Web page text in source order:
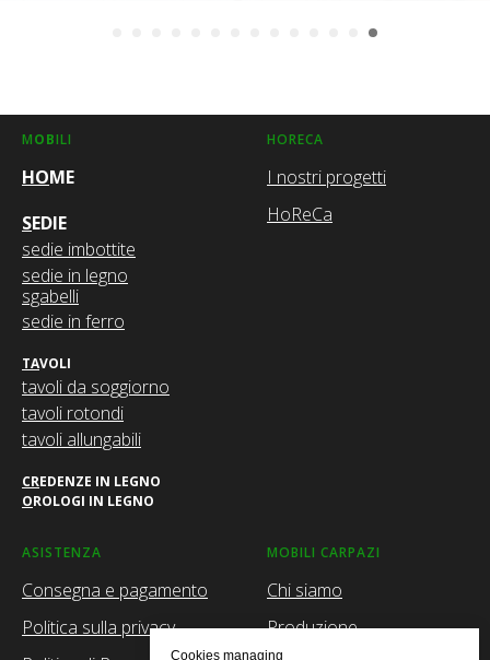
Cookies managing
MOBILI
HOME
sedie imbottite
sedie in legno
sgabelli
sedie in ferro
tavoli da soggiorno
tavoli rotondi
tavoli allungabili
EDENZE IN LEGNO
OROLOGI IN LEGNO
HORECA
I nostri progetti
HoReCa
Consegna e pagamento
Politica sulla privacy
Politica di Reso e reclami
Chi siamo
Produzione